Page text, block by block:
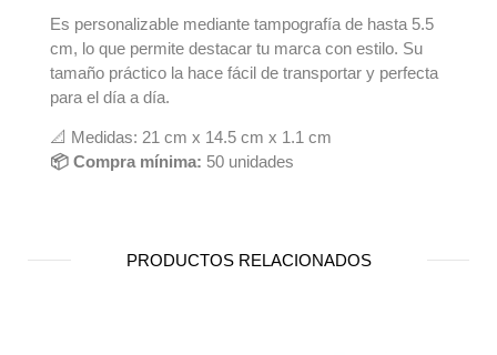
Es personalizable mediante tampografía de hasta 5.5
cm, lo que permite destacar tu marca con estilo. Su
tamaño práctico la hace fácil de transportar y perfecta
para el día a día.
📐 Medidas: 21 cm x 14.5 cm x 1.1 cm
📦 Compra mínima: 50 unidades
PRODUCTOS RELACIONADOS